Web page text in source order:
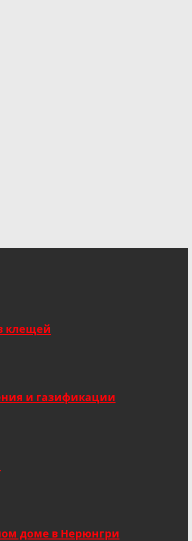
клещей
и газификации
доме в Нерюнгри